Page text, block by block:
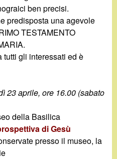
ben precisi.
predisposta una agevole
TESTAMENTO
tutti gli interessati ed è
23 aprile, ore 16.00 (sabato
della Basilica
di Gesù
presso il museo, la